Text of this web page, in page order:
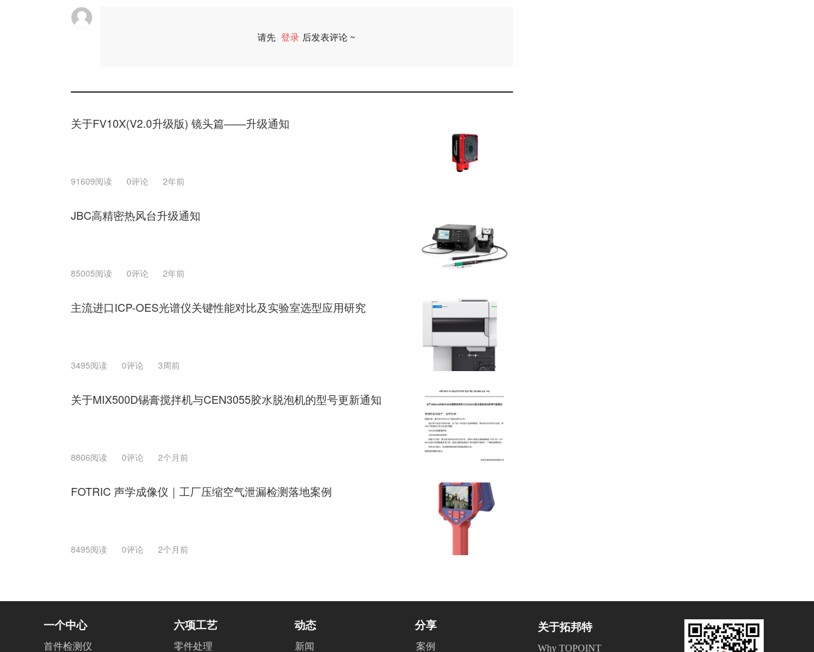
请先 登录 后发表评论 ~
关于FV10X(V2.0升级版) 镜头篇——升级通知
91609阅读 0评论 2年前
JBC高精密热风台升级通知
85005阅读 0评论 2年前
主流进口ICP-OES光谱仪关键性能对比及实验室选型应用研究
3495阅读 0评论 3周前
关于MIX500D锡膏搅拌机与CEN3055胶水脱泡机的型号更新通知
8806阅读 0评论 2个月前
FOTRIC 声学成像仪｜工厂压缩空气泄漏检测落地案例
8495阅读 0评论 2个月前
零件处理 新闻 Why TOPOINT
动态 关于拓邦特
首件检测仪
六项工艺
一个中心 分享
案例